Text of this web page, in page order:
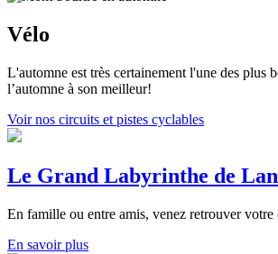
Vélo
L'automne est très certainement l'une des
l’automne à son meilleur!
Voir nos circuits et pistes cyclables
Le Grand Labyrinthe de
En famille ou entre amis, venez retrouver votre
En savoir plus